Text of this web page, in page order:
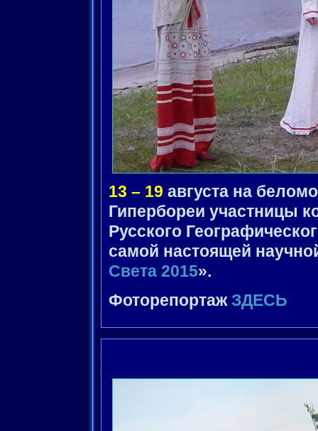
13 – 19 августа на
Гипербореи участницы
Русского
самой настоящей
Света 2015».
Фоторепортаж ЗДЕСЬ